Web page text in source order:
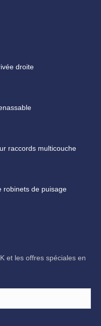
droite
raccords multicouche
robinets de puisage
et les offres spéciales en